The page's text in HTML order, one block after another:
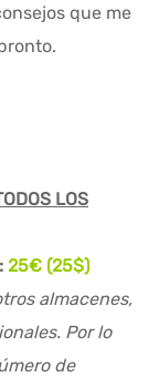
que me
LOS
25€ (25$)
almacenes,
Por lo
de